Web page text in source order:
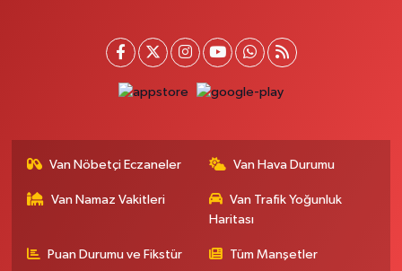
Van Nöbetçi Eczaneler Van Hava Durumu
Van Namaz Vakitleri
Van Trafik Yoğunluk
Haritası
Puan Durumu ve Fikstür Tüm Manşetler